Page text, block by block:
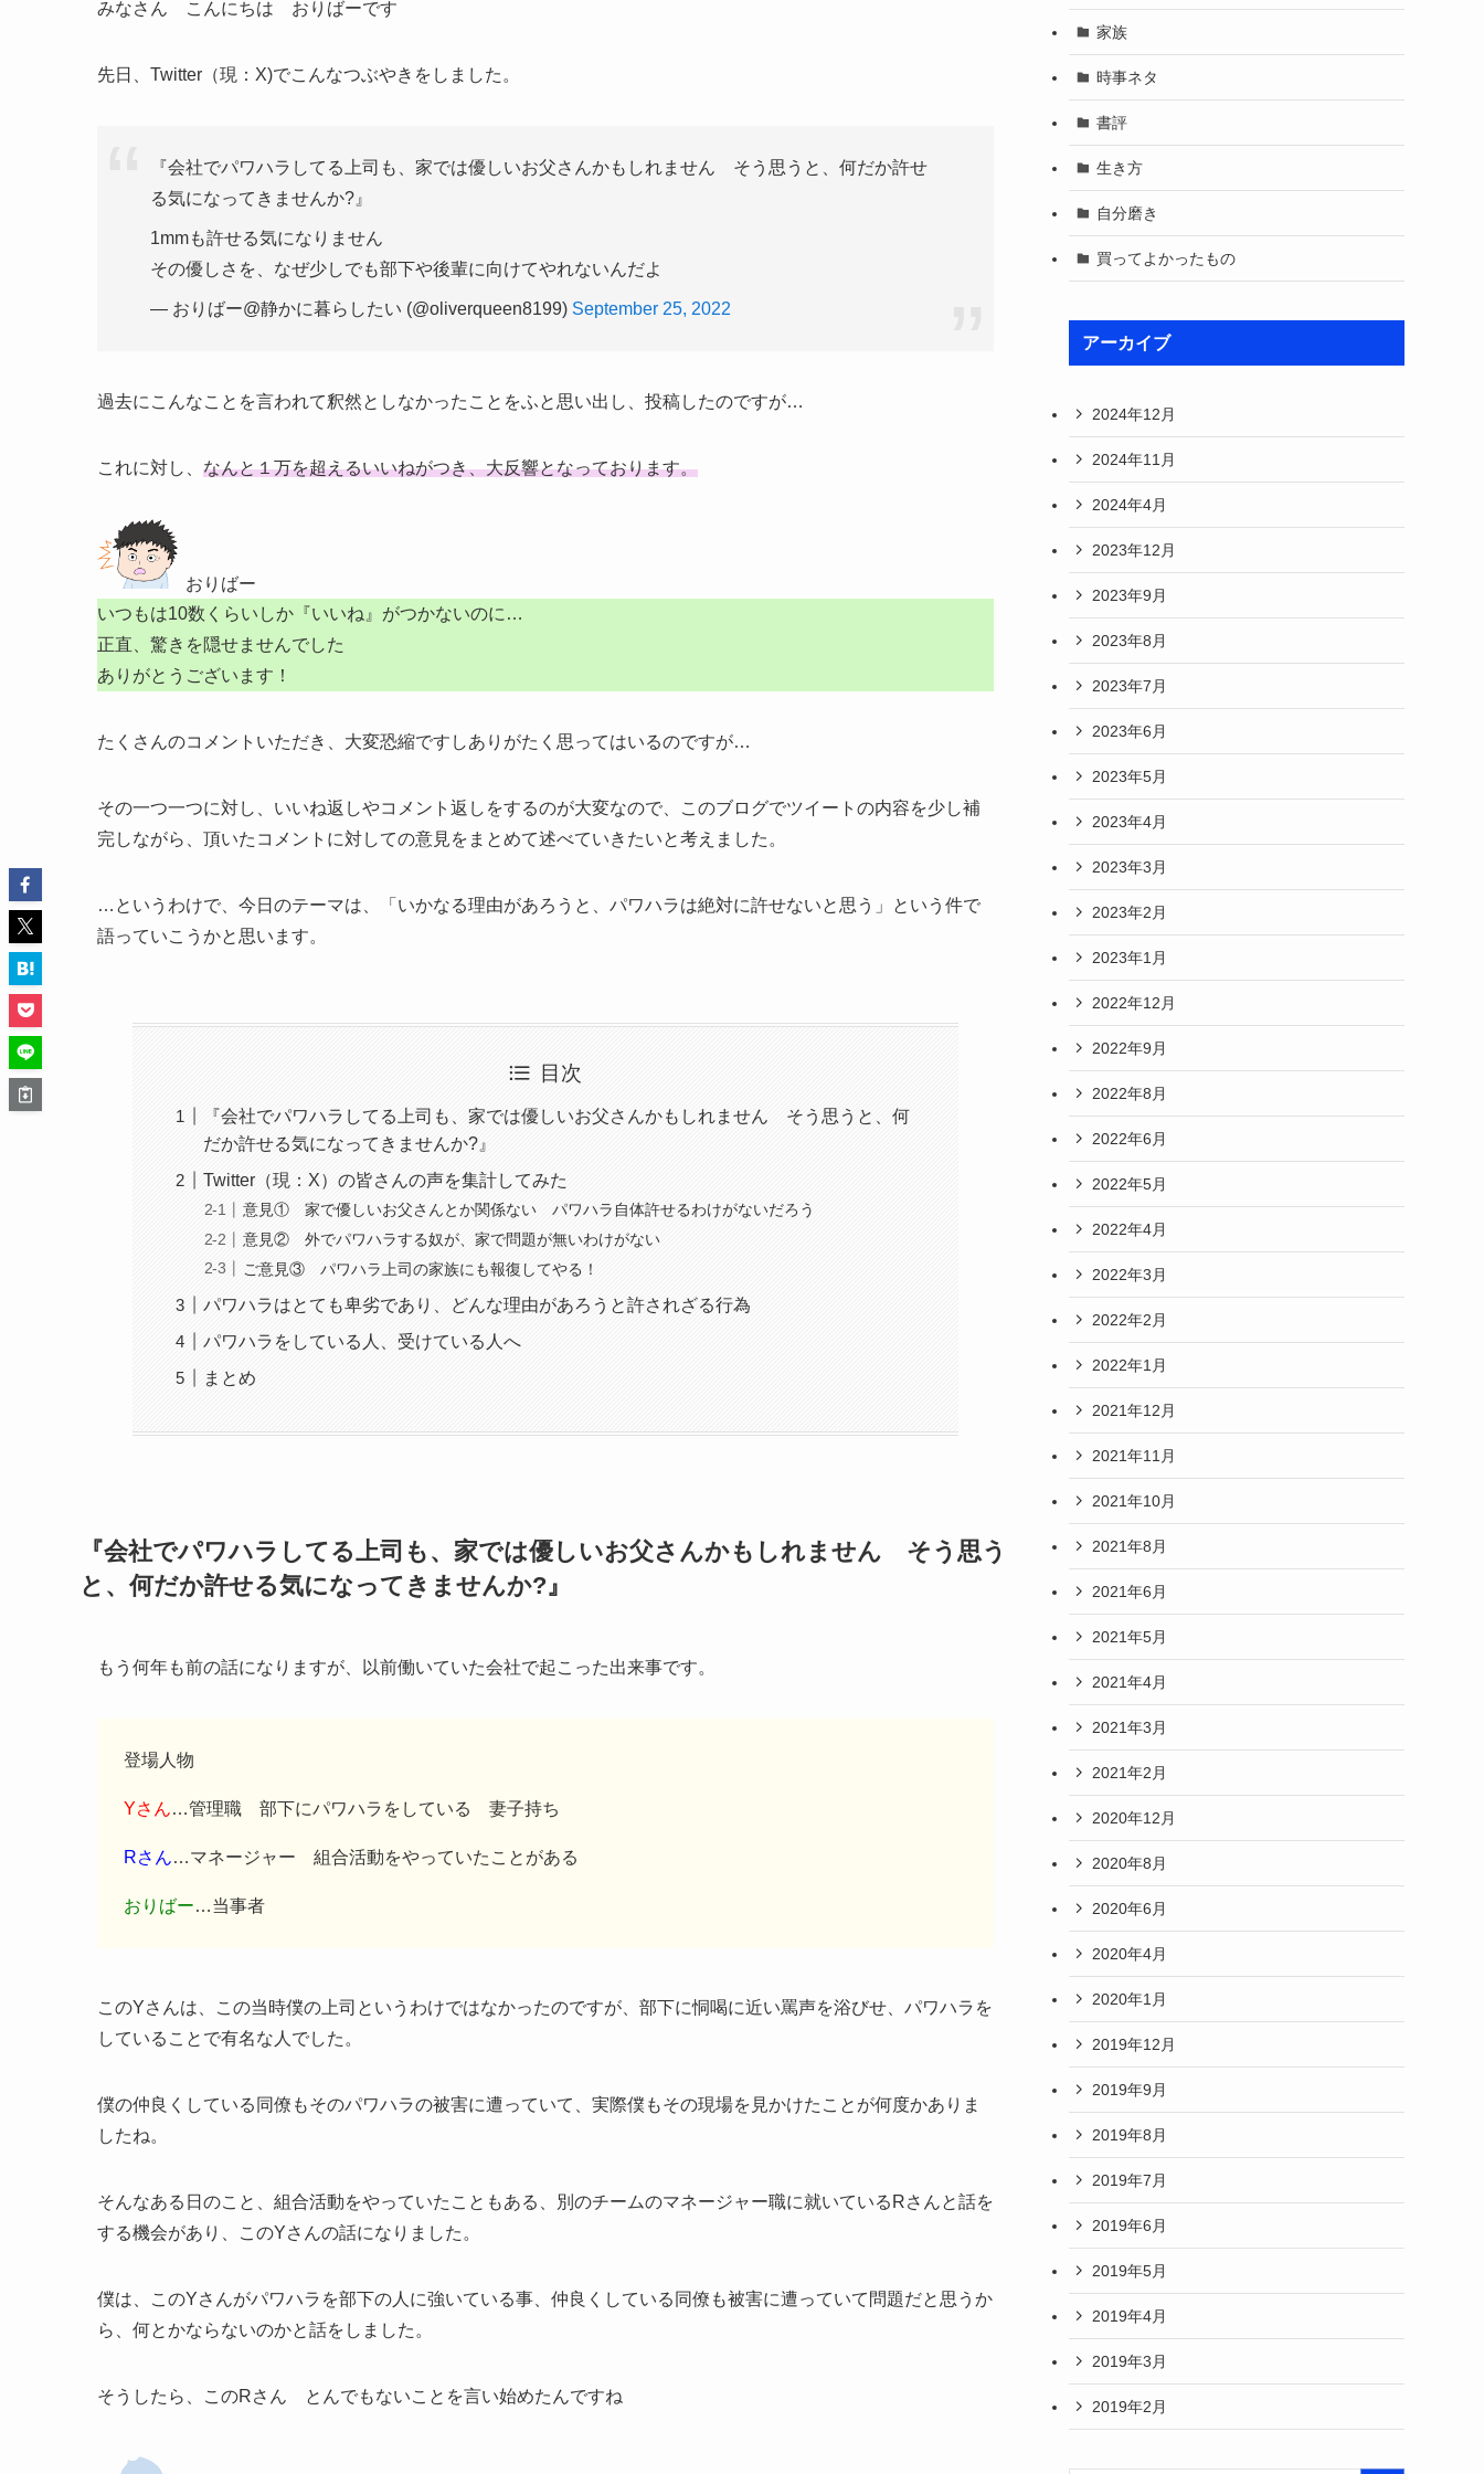
みなさん こんにちは おりばーです
先日、Twitter（現：X)でこんなつぶやきをしました。
『会社でパワハラしてる上司も、家では優しいお父さんかもしれません そう思うと、何だか許せ
る気になってきませんか?』
1mmも許せる気になりません
その優しさを、なぜ少しでも部下や後輩に向けてやれないんだよ
— おりばー@静かに暮らしたい (@oliverqueen8199) September 25, 2022
過去にこんなことを言われて釈然としなかったことをふと思い出し、投稿したのですが…
これに対し、 なんと１万を超えるいいねがつき、大反響となっております。
おりばー
いつもは10数くらいしか『いいね』がつかないのに…
正直、驚きを隠せませんでした
ありがとうございます！
たくさんのコメントいただき、大変恐縮ですしありがたく思ってはいるのですが…
その一つ一つに対し、いいね返しやコメント返しをするのが大変なので、このブログでツイートの内容を少し補
完しながら、頂いたコメントに対しての意見をまとめて述べていきたいと考えました。
…というわけで、今日のテーマは、「いかなる理由があろうと、パワハラは絶対に許せないと思う」という件で
語っていこうかと思います。
目次
『会社でパワハラしてる上司も、家では優しいお父さんかもしれません そう思うと、何
だか許せる気になってきませんか?』
Twitter（現：X）の皆さんの声を集計してみた
意見① 家で優しいお父さんとか関係ない パワハラ自体許せるわけがないだろう
意見② 外でパワハラする奴が、家で問題が無いわけがない
ご意見③ パワハラ上司の家族にも報復してやる！
パワハラはとても卑劣であり、どんな理由があろうと許されざる行為
パワハラをしている人、受けている人へ
まとめ
『会社でパワハラしてる上司も、家では優しいお父さんかもしれません そう思う
と、何だか許せる気になってきませんか?』
もう何年も前の話になりますが、以前働いていた会社で起こった出来事です。
登場人物
Yさん…管理職 部下にパワハラをしている 妻子持ち
Rさん…マネージャー 組合活動をやっていたことがある
おりばー…当事者
このYさんは、この当時僕の上司というわけではなかったのですが、部下に恫喝に近い罵声を浴びせ、パワハラを
していることで有名な人でした。
僕の仲良くしている同僚もそのパワハラの被害に遭っていて、実際僕もその現場を見かけたことが何度かありま
したね。
そんなある日のこと、組合活動をやっていたこともある、別のチームのマネージャー職に就いているRさんと話を
する機会があり、このYさんの話になりました。
僕は、このYさんがパワハラを部下の人に強いている事、仲良くしている同僚も被害に遭っていて問題だと思うか
ら、何とかならないのかと話をしました。
そうしたら、このRさん とんでもないことを言い始めたんですね
家族
時事ネタ
書評
生き方
自分磨き
買ってよかったもの
アーカイブ
2024年12月
2024年11月
2024年4月
2023年12月
2023年9月
2023年8月
2023年7月
2023年6月
2023年5月
2023年4月
2023年3月
2023年2月
2023年1月
2022年12月
2022年9月
2022年8月
2022年6月
2022年5月
2022年4月
2022年3月
2022年2月
2022年1月
2021年12月
2021年11月
2021年10月
2021年8月
2021年6月
2021年5月
2021年4月
2021年3月
2021年2月
2020年12月
2020年8月
2020年6月
2020年4月
2020年1月
2019年12月
2019年9月
2019年8月
2019年7月
2019年6月
2019年5月
2019年4月
2019年3月
2019年2月